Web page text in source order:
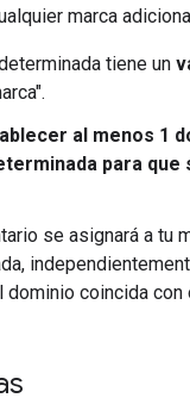
marca
tiene un
al menos 1
para que
se asignará a tu
dominio coincida con